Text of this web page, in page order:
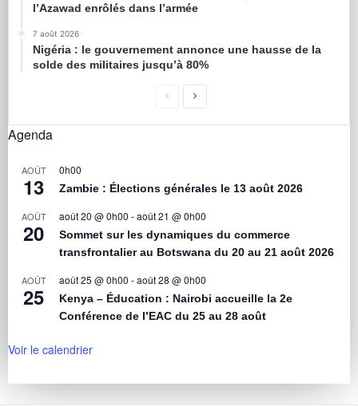
l’Azawad enrôlés dans l’armée
7 août 2026
Nigéria : le gouvernement annonce une hausse de la
solde des militaires jusqu’à 80%
Agenda
AOÛT
13
0h00
Zambie : Élections générales le 13 août 2026
AOÛT
20
août 20 @ 0h00 -août 21 @ 0h00
Sommet sur les dynamiques du commerce
transfrontalier au Botswana du 20 au 21 août 2026
AOÛT
25
août 25 @ 0h00 -août 28 @ 0h00
Kenya – Éducation : Nairobi accueille la 2e
Conférence de l’EAC du 25 au 28 août
Voir le calendrier